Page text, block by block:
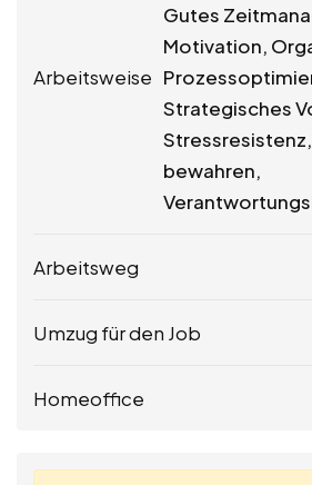
Arbeitsweise
Gutes
Motivation,
Strategisches
bewahren,
Arbeitsweg
Umzug für den Job
Homeoffice